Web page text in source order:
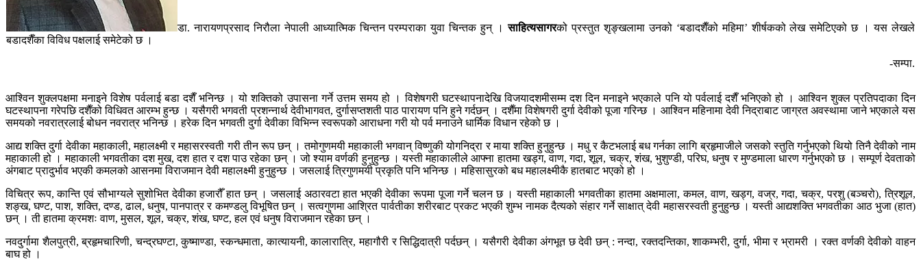
डा. नारायणप्रसाद निरौला नेपाली आध्यात्मिक चिन्तन परम्पराका युवा चिन्तक हुन् ।साहित्यसागरको प्रस्तुत शृङ्खलामा उनको ‘बडादशैँको महिमा’ शीर्षकको लेख समेटिएको छ । यस लेखले
बडादशैँका विविध पक्षलाई समेटेको छ ।
-सम्पा.
आश्विन शुक्लपक्षमा मनाइने विशेष पर्वलाई बडा दशैँ भनिन्छ । यो शक्तिको उपासना गर्ने उत्तम समय हो । विशेषगरी घटस्थापनादेखि विजयादशमीसम्म दश दिन मनाइने भएकाले पनि यो पर्वलाई दशैँ भनिएको हो । आश्विन शुक्ल प्रतिपदाका दिन
घटस्थापना गरेपछि दशैँको विधिवत आरम्भ हुन्छ । यसैगरी भगवती प्रशन्नार्थ देवीभागवत, दुर्गासप्तशती पाठ पारायण पनि हुने गर्दछन् । दशैँमा विशेषगरी दुर्गा देवीको पूजा गरिन्छ । आश्विन महिनामा देवी निद्राबाट जाग्रत अवस्थामा जाने भएकाले यस
समयको नवरात्रलाई बोधन नवरात्र भनिन्छ । हरेक दिन भगवती दुर्गा देवीका विभिन्न स्वरूपको आराधना गरी यो पर्व मनाउने धार्मिक विधान रहेको छ ।
आद्य शक्ति दुर्गा देवीका महाकाली, महालक्ष्मी र महासरस्वती गरी तीन रूप छन् । तमोगुणमयी महाकाली भगवान् विष्णुकी योगनिद्रा र माया शक्ति हुनुहुन्छ । मधु र कैटभलाई बध गर्नका लागि ब्रहृमाजीले जसको स्तुति गर्नुभएको थियो तिनै देवीको नाम
महाकाली हो । महाकाली भगवतीका दश मुख, दश हात र दश पाउ रहेका छन् । जो श्याम वर्णकी हुनुहुन्छ । यस्ती महाकालीले आफ्ना हातमा खड्ग, वाण, गदा, शूल, चक्र, शंख, भुशुण्डी, परिघ, धनुष र मुण्डमाला धारण गर्नुभएको छ । सम्पूर्ण देवताको
अंगबाट प्रादुर्भाव भएकी कमलको आसनमा विराजमान देवी महालक्ष्मी हुनुहुन्छ । जसलाई त्रिगुणमयी प्रकृति पनि भनिन्छ । महिसासुरको बध महालक्ष्मीकै हातबाट भएको हो ।
विचित्र रूप, कान्ति एवं सौभाग्यले सुशोभित देवीका हजारौँ हात छन् । जसलाई अठारवटा हात भएकी देवीका रूपमा पूजा गर्ने चलन छ । यस्ती महाकाली भगवतीका हातमा अक्षमाला, कमल, वाण, खड्ग, वज्र, गदा, चक्र, परशु (बञ्चरो), त्रिशूल,
शङ्ख, घण्ट, पाश, शक्ति, दण्ड, ढाल, धनुष, पानपात्र र कमण्डलु विभूषित छन् । सत्वगुणमा आश्रित पार्वतीका शरीरबाट प्रकट भएकी शुम्भ नामक दैत्यको संहार गर्ने साक्षात् देवी महासरस्वती हुनुहुन्छ । यस्ती आद्यशक्ति भगवतीका आठ भुजा (हात)
छन् । ती हातमा क्रमशः वाण, मुसल, शूल, चक्र, शंख, घण्ट, हल एवं धनुष विराजमान रहेका छन् ।
नवदुर्गामा शैलपुत्री, ब्रहृमचारिणी, चन्द्रघण्टा, कुष्माण्डा, स्कन्धमाता, कात्यायनी, कालारात्रि, महागौरी र सिद्धिदात्री पर्दछन् । यसैगरी देवीका अंगभूत छ देवी छन् : नन्दा, रक्तदन्तिका, शाकम्भरी, दुर्गा, भीमा र भ्रामरी । रक्त वर्णकी देवीको वाहन
बाघ हो ।